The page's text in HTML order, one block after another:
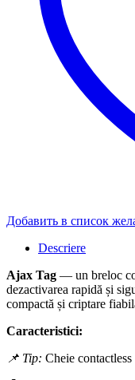
Добавить в список
Descriere
Ajax Tag — un breloc
dezactivarea rapidă și
compactă și criptare
Caracteristici:
📌 Tip: Cheie contactless